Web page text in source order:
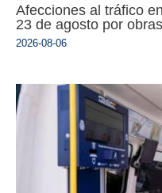
Afecciones al tráfico
23 de agosto por obras
2026-08-06